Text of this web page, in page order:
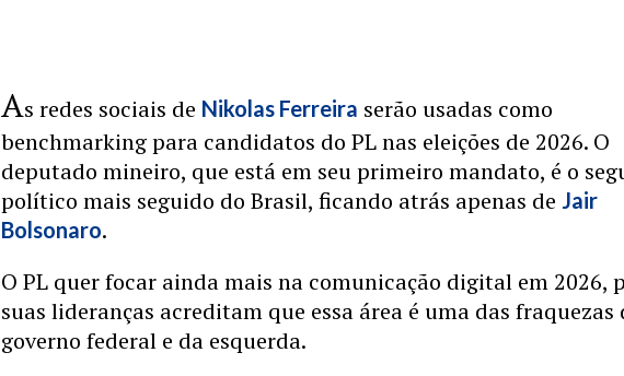
As redes sociais de Nikolas Ferreira serão usadas como
benchmarking para candidatos do PL nas eleições de 2026. O
deputado mineiro, que está em seu primeiro mandato, é o
político mais seguido do Brasil, ficando atrás apenas deJair
Bolsonaro.
O PL quer focar ainda mais na comunicação digital em 2026,
suas lideranças acreditam que essa área é uma das fraquezas
governo federal e da esquerda.